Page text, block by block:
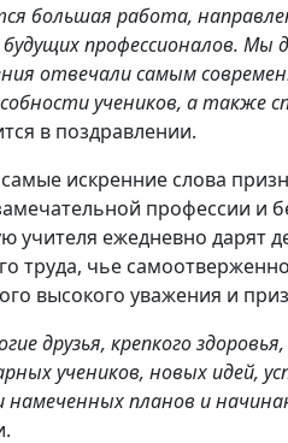
большая работа,
профессионалов.
отвечали самым
учеников, а также
в поздравлении.
искренние слова
профессии и
учителя ежедневно дарят
труда, чье
высокого уважения и
друзья, крепкого
учеников, новых идей,
планов и